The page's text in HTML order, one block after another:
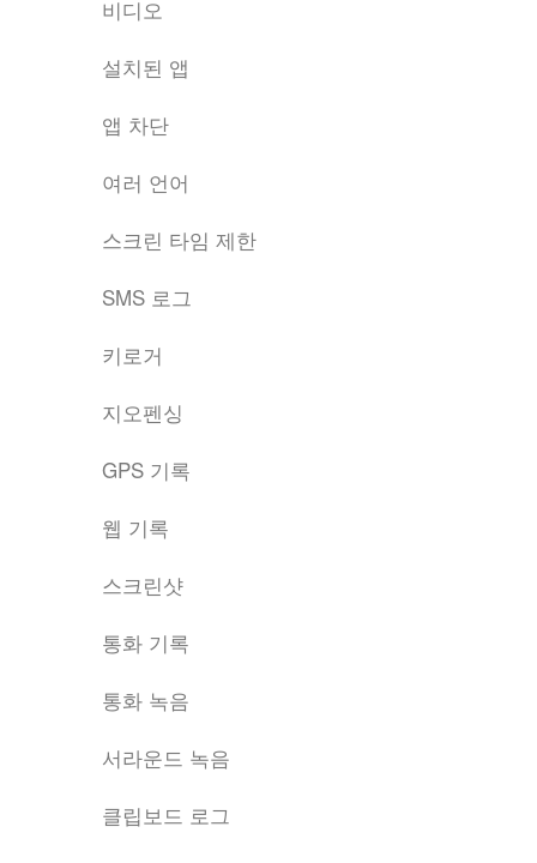
비디오
설치된 앱
앱 차단
여러 언어
스크린 타임 제한
SMS 로그
키로거
지오펜싱
GPS 기록
웹 기록
스크린샷
통화 기록
통화 녹음
서라운드 녹음
클립보드 로그